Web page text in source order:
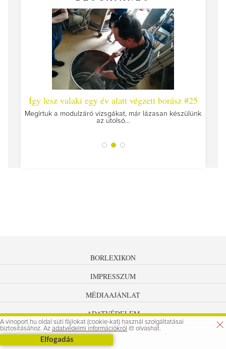
Így lesz valaki egy év alatt végzett borász #25
Megírtuk a modulzáró vizsgákat, már lázasan készülünk
az utolsó...
BORLEXIKON
IMPRESSZUM
MÉDIAAJÁNLAT
ADATVÉDELEM
A vinoport.hu oldal süti fájlokat (cookie-kat) használ szolgáltatásai
biztosításához. Az adatvédelmi információkról itt olvashat.
Elfogadás